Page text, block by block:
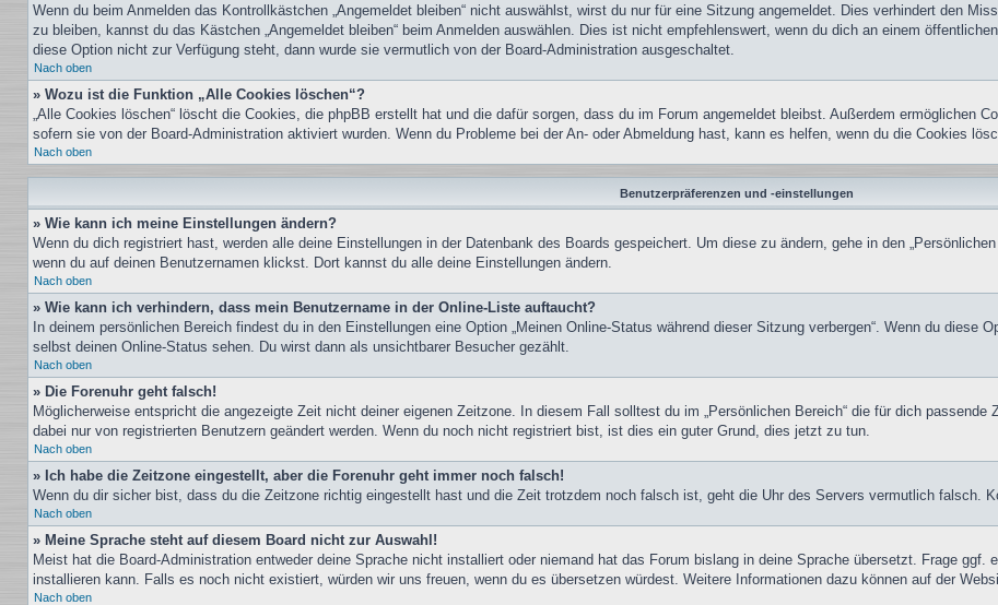
Wenn du beim Anmelden das Kontrollkästchen „Angemeldet bleiben“ nicht auswählst, wirst du nur für eine Sitzung angemeldet. Dies verhindert den
zu bleiben, kannst du das Kästchen „Angemeldet bleiben“ beim Anmelden auswählen. Dies ist nicht empfehlenswert, wenn du dich an einem
diese Option nicht zur Verfügung steht, dann wurde sie vermutlich von der Board-Administration ausgeschaltet.
Nach oben
» Wozu ist die Funktion „Alle Cookies löschen“?
„Alle Cookies löschen“ löscht die Cookies, die phpBB erstellt hat und die dafür sorgen, dass du im Forum angemeldet bleibst. Außerdem ermöglichen
sofern sie von der Board-Administration aktiviert wurden. Wenn du Probleme bei der An- oder Abmeldung hast, kann es helfen, wenn du die Cookies
Nach oben
Benutzerpräferenzen und -einstellungen
» Wie kann ich meine Einstellungen ändern?
Wenn du dich registriert hast, werden alle deine Einstellungen in der Datenbank des Boards gespeichert. Um diese zu ändern, gehe in den
wenn du auf deinen Benutzernamen klickst. Dort kannst du alle deine Einstellungen ändern.
Nach oben
» Wie kann ich verhindern, dass mein Benutzername in der Online-Liste auftaucht?
In deinem persönlichen Bereich findest du in den Einstellungen eine Option „Meinen Online-Status während dieser Sitzung verbergen“. Wenn du diese
selbst deinen Online-Status sehen. Du wirst dann als unsichtbarer Besucher gezählt.
Nach oben
» Die Forenuhr geht falsch!
Möglicherweise entspricht die angezeigte Zeit nicht deiner eigenen Zeitzone. In diesem Fall solltest du im „Persönlichen Bereich“ die für dich
dabei nur von registrierten Benutzern geändert werden. Wenn du noch nicht registriert bist, ist dies ein guter Grund, dies jetzt zu tun.
Nach oben
» Ich habe die Zeitzone eingestellt, aber die Forenuhr geht immer noch falsch!
Wenn du dir sicher bist, dass du die Zeitzone richtig eingestellt hast und die Zeit trotzdem noch falsch ist, geht die Uhr des Servers vermutlich falsch.
Nach oben
» Meine Sprache steht auf diesem Board nicht zur Auswahl!
Meist hat die Board-Administration entweder deine Sprache nicht installiert oder niemand hat das Forum bislang in deine Sprache übersetzt. Frage
installieren kann. Falls es noch nicht existiert, würden wir uns freuen, wenn du es übersetzen würdest. Weitere Informationen dazu können auf der
Nach oben